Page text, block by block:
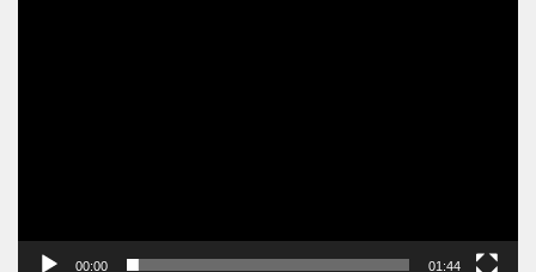
00:00 01:44